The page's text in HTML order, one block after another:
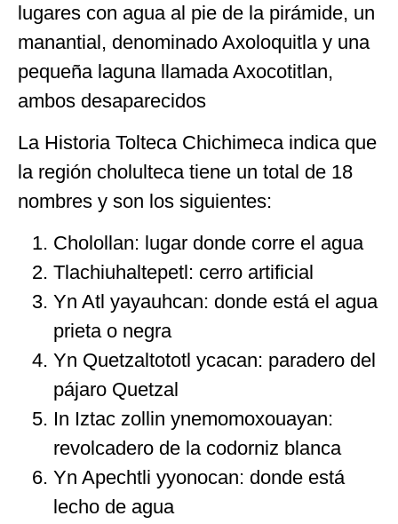
lugares con agua al pie de la pirámide, un
manantial, denominado Axoloquitla y una
pequeña laguna llamada Axocotitlan,
ambos desaparecidos
La Historia Tolteca Chichimeca indica que
la región cholulteca tiene un total de 18
nombres y son los siguientes:
Cholollan: lugar donde corre el agua
Tlachiuhaltepetl: cerro artificial
Yn Atl yayauhcan: donde está el agua
prieta o negra
Yn Quetzaltototl ycacan: paradero del
pájaro Quetzal
In Iztac zollin ynemomoxouayan:
revolcadero de la codorniz blanca
Yn Apechtli yyonocan: donde está
lecho de agua